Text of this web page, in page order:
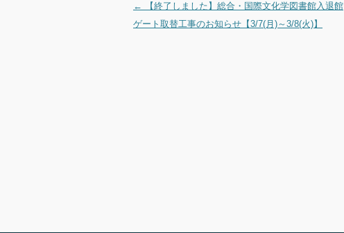
投稿ナビゲーション
←
【終了しました】総合・国際文化学図書館入退館
ゲート取替工事のお知らせ【3/7(月)～3/8(火)】